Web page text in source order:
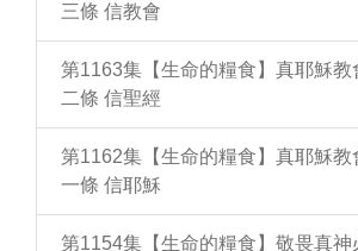
三條 信教會
第1163集【生命的糧食】真耶穌教
二條 信聖經
第1162集【生命的糧食】真耶穌教
一條 信耶穌
第1154集【生命的糧食】敬畏真神